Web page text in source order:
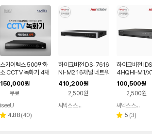
스카이렉스 500만화
소 CCTV 녹화기 4채
널 SKYREX DVR
150,000원
무료
iseeU
별 4.88 리
(40)
하이크비전 DS-7616
NI-M2 16채널 네트워
크 CCTV 녹화기
410,200원
2,500원
씨넥스 스토어
하이크비전
4HQHI-M1/
널 UHD 아큐
R CCTV 녹화
100,500원
2,500원
씨넥스 스토어
별 5 리
(3)